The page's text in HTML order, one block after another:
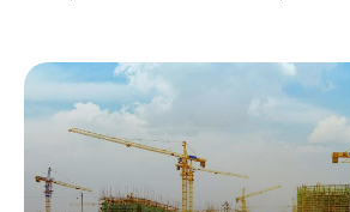
consultation des entreprises. Vous
est […]